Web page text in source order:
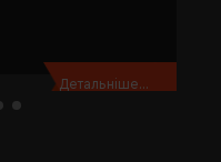
Детальніше...